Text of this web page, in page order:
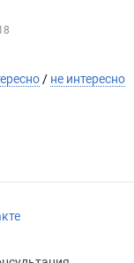
/ не интересно